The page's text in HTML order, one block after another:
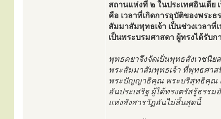
สถานแห่งที่ ๒ ในประเทศอินเดี
คือ เวลาที่เกิดการอุบัติของพระ
สัมมาสัมพุทธเจ้า เป็นช่วงเวลา
เป็นพระบรมศาสดา ผู้ทรงได้รับ
พุทธคยาจึงจัดเป็นพุทธสังเวชนี
พระสัมมาสัมพุทธเจ้า ที่พุทธศาส
พระปัญญาธิคุณ พระบริสุทธิคุณ
อันประเสริฐ ผู้ได้ทรงตรัสรู้ธรร
แห่งสังสารวัฏอันไม่สิ้นสุดนี้